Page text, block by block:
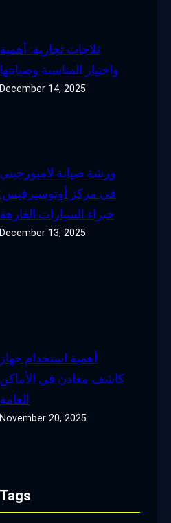
ثلاجات تجارية: أهمية
واختيار المناسبة وصيانتها
December 14, 2025
ورشة صيانة لامبورجيني
في مركز أوتوسيرفيس:
خبراء السيارات الفارهة
December 13, 2025
أهمية استخدام جهاز
كاشف معادن في الأماكن
العامة
November 20, 2025
Tags